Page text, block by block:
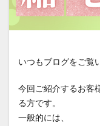
いつもブログをご覧
今回ご紹介するお客
る方です。
一般的には、
medical-beauty-
natural-hair-debut
personal-hair-
pre-birth-care
pressure-and-stem
recovery-philosophy